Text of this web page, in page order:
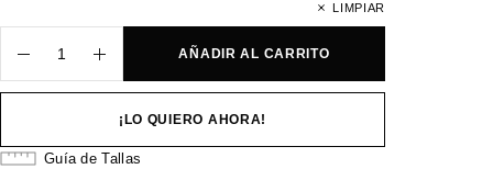
LIMPIAR
AÑADIR AL CARRITO
¡LO QUIERO AHORA!
Guía de Tallas